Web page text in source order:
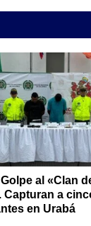
al «Clan
Capturan a
en Urabá